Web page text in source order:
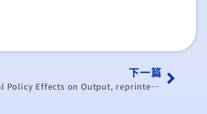
下一篇
Anticipated Monetary and Fiscal Policy Effects on Output, reprinted from Journal of Macroeconomics, 9, Louisiana State University Press, Spring 1987, pp.255-274.